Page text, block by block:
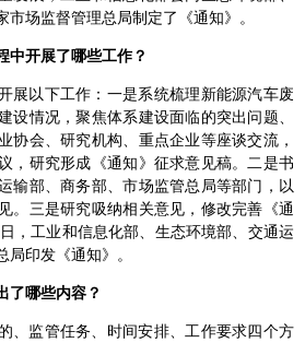
场监督管理总局制定了《通知》。
中开展了哪些工作？
展以下工作：一是系统梳理新能源汽车废
设情况，聚焦体系建设面临的突出问题、
协会、研究机构、重点企业等座谈交流，
，研究形成《通知》征求意见稿。二是书
输部、商务部、市场监管总局等部门，以
。三是研究吸纳相关意见，修改完善《通
，工业和信息化部、生态环境部、交通运
印发《通知》。
了哪些内容？
、监管任务、时间安排、工作要求四个方